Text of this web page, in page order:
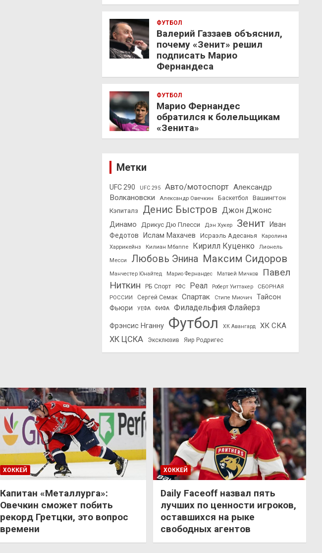
ФУТБОЛ
Валерий Газзаев объяснил,
почему «Зенит» решил
подписать Марио
Фернандеса
ФУТБОЛ
Марио Фернандес
обратился к болельщикам
«Зенита»
Метки
UFC 290 UFC 295 Авто/мотоспорт Александр
Волкановски
Александр Овечкин Баскетбол
Вашингтон
Кэпиталз
Денис Быстров Джон Джонс
Динамо Дрикус Дю Плесси Дэн Хукер Зенит
Иван
Федотов
Ислам Махачев Исраэль Адесанья
Каролина
Харрикейнз
Килиан Мбаппе Кирилл Куценко
Лионель
Месси
Любовь Энина Максим Сидоров
Манчестер Юнайтед Марио Фернандес Матвей Мичков
Павел
Ниткин
РБ Спорт РФС Реал Роберт Уиттакер
СБОРНАЯ
РОССИИ
Сергей Семак Спартак Стипе Миочич
Тайсон
Фьюри
УЕФА ФИФА Филадельфия Флайерз
Фрэнсис Нганну Футбол ХК Авангард ХК СКА
ХК ЦСКА Эксклюзив Яир Родригес
ХОККЕЙ
Капитан «Металлурга»:
Овечкин сможет побить
рекорд Гретцки, это вопрос
времени
ХОККЕЙ
Daily Faceoff назвал пять
лучших по ценности игроков,
оставшихся на рыке
свободных агентов